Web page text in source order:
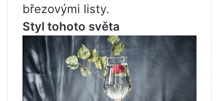
březovými listy.
Styl tohoto světa